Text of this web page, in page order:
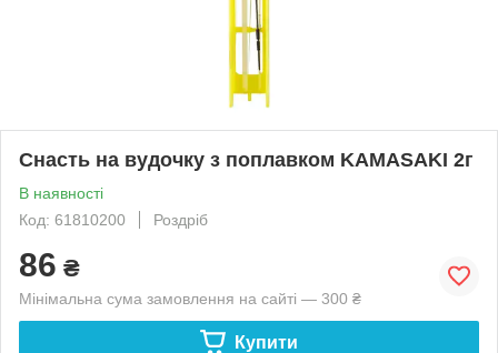
Снасть на вудочку з поплавком KAMASAKI 2г
В наявності
Код: 61810200
Роздріб
86 ₴
Мінімальна сума замовлення на сайті — 300 ₴
Купити